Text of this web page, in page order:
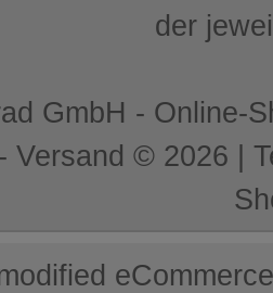
der
GmbH - Online-
Versand © 2026 |
ified